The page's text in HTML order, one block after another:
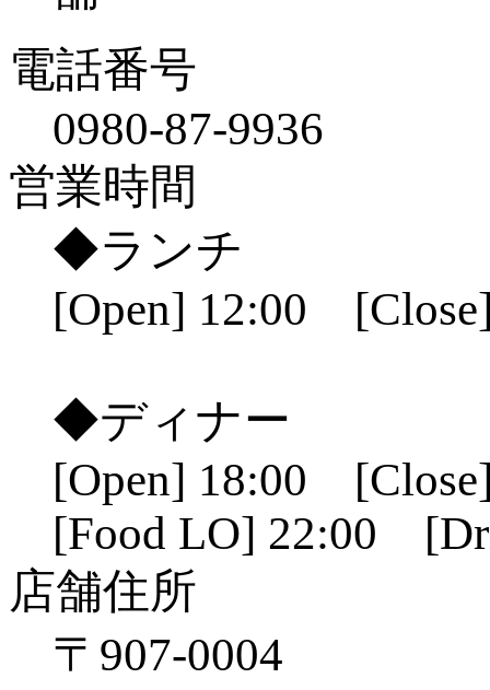
電話番号
0980-87-9936
営業時間
◆ランチ
[Open] 12:00
◆ディナー
[Open] 18:00
[Food LO] 22:00
店舗住所
〒907-0004